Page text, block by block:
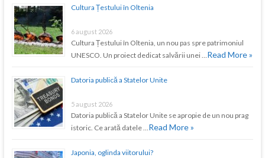
Cultura Țestului în Oltenia
6 august 2026
Cultura Țestului în Oltenia, un nou pas spre patrimoniul
UNESCO. Un proiect dedicat salvării unei …Read More »
Datoria publică a Statelor Unite
5 august 2026
Datoria publică a Statelor Unite se apropie de un nou prag
istoric. Ce arată datele …Read More »
Japonia, oglinda viitorului?